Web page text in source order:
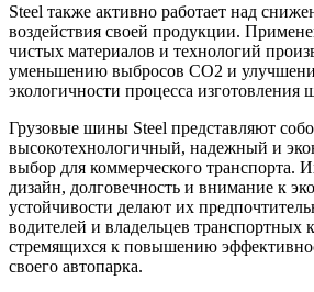
Steel также активно работает над
воздействия своей продукции.
чистых материалов и технологий
уменьшению выбросов CO2 и
экологичности процесса изготовления
Грузовые шины Steel представляют
высокотехнологичный, надежный и
выбор для коммерческого транспорта.
дизайн, долговечность и внимание к
устойчивости делают их
водителей и владельцев транспортных
стремящихся к повышению
своего автопарка.